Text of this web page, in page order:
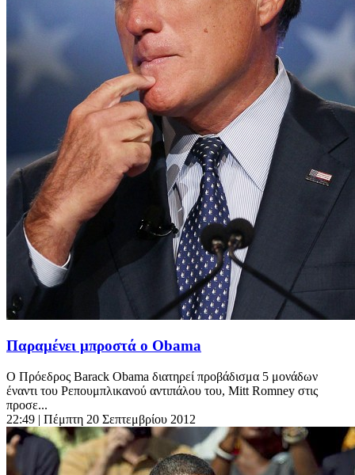
Παραμένει μπροστά ο Obama
Ο Πρόεδρος Barack Obama διατηρεί προβάδισμα 5 μονάδων
έναντι του Ρεπουμπλικανού αντιπάλου του, Mitt Romney στις
προσε...
22:49 | Πέμπτη 20 Σεπτεμβρίου 2012